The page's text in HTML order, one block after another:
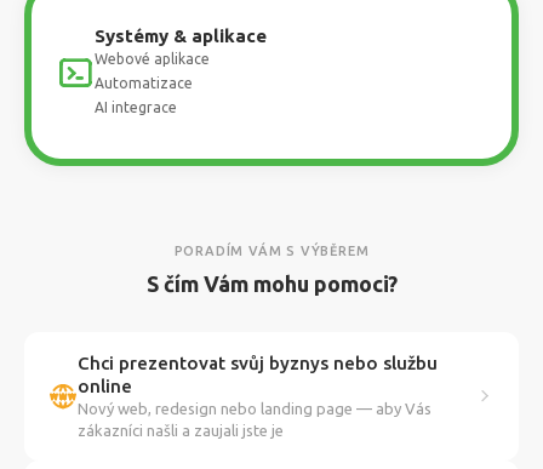
Systémy & aplikace
Webové aplikace
Automatizace
AI integrace
PORADÍM VÁM S VÝBĚREM
S čím Vám mohu pomoci?
Chci prezentovat svůj byznys nebo službu
online
Nový web, redesign nebo landing page — aby Vás
zákazníci našli a zaujali jste je